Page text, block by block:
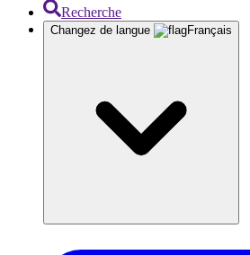
Recherche
Changez de langue Français